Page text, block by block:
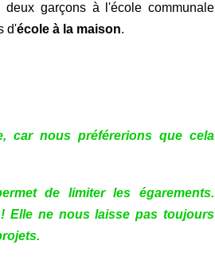
garçons à l'école communale
d'école à la maison.
car nous préférerions que cela
de limiter les égarements.
Elle ne nous laisse pas toujours